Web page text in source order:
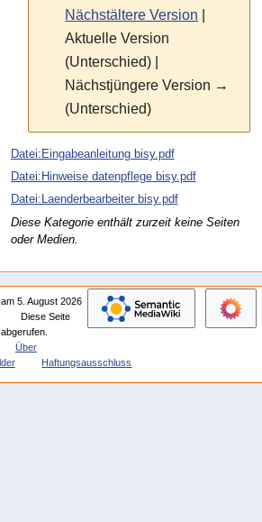
Nächstältere Version
Aktuelle Version
(Unterschied) |
Nächstjüngere Version →
(Unterschied)
Datei:Eingabeanleitung bisy.pdf
Datei:Hinweise datenpflege bisy.pdf
Datei:Laenderbearbeiter bisy.pdf
Diese Kategorie enthält zurzeit keine Seiten
oder Medien.
5. August 2026
Diese Seite
Über
Haftungsausschluss